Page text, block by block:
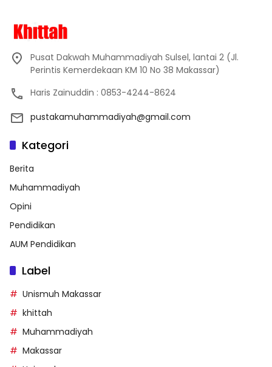
Pusat Dakwah Muhammadiyah Sulsel, lantai 2 (Jl.
Perintis Kemerdekaan KM 10 No 38 Makassar)
Haris Zainuddin : 0853-4244-8624
pustakamuhammadiyah@gmail.com
Kategori
Berita
Muhammadiyah
Opini
Pendidikan
AUM Pendidikan
Label
Unismuh Makassar
khittah
Muhammadiyah
Makassar